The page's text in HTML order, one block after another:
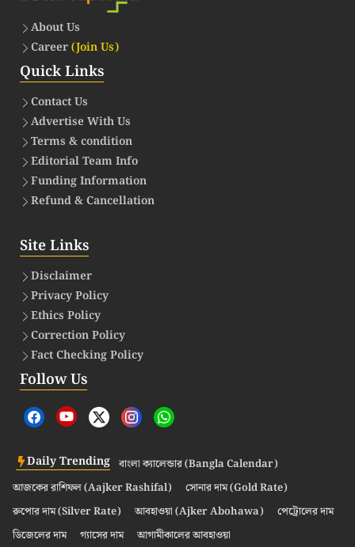
About Us
Career(Join Us)
Quick Links
Contact Us
Advertise With Us
Terms & condition
Editorial Team Info
Funding Information
Refund & Cancellation
Site Links
Disclaimer
Privacy Policy
Ethics Policy
Correction Policy
Fact Checking Policy
Follow Us
Daily Trending বাংলা ক্যালেন্ডার (Bangla Calendar)
আজকের রাশিফল (Aajker Rashifal)
সোনার দাম (Gold Rate)
রুপোর দাম (Silver Rate)
আবহাওয়া (Ajker Abohawa)
পেট্রোলের দাম
ডিজেলের দাম
গ্যাসের দাম আগামীকালের আবহাওয়া